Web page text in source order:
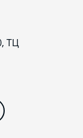
ТЦ